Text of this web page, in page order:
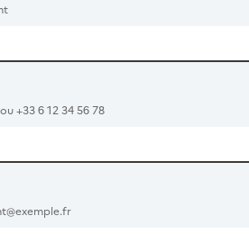
+33 6 12 34 56 78